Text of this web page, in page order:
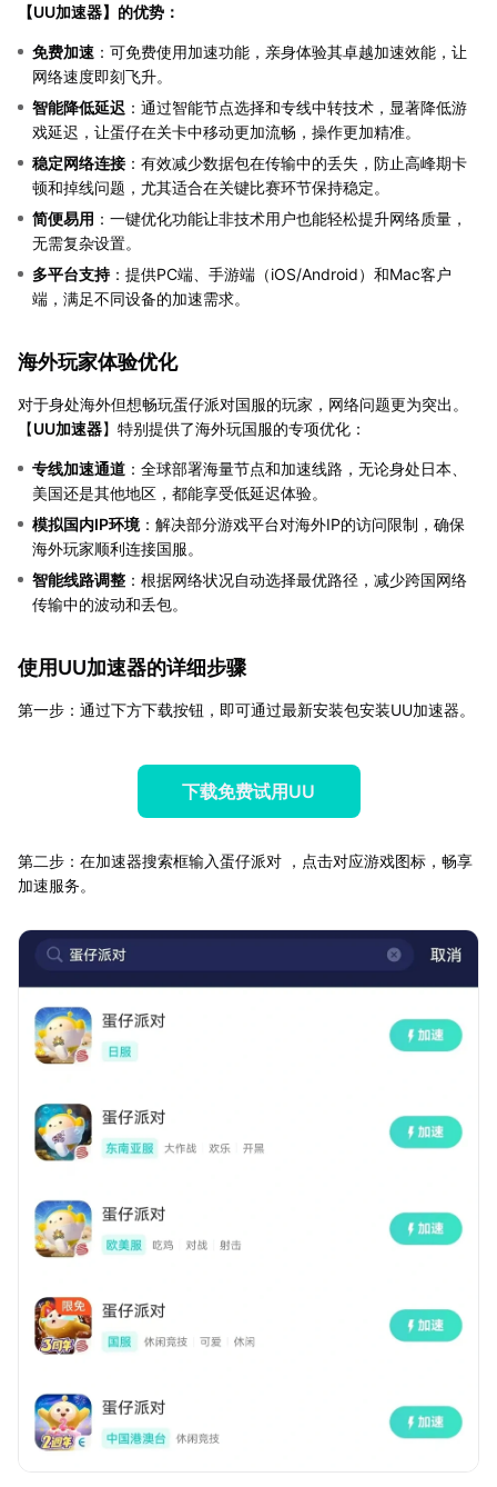
【UU加速器】的优势：
免费加速 ：可免费使用加速功能，亲身体验其卓越加速效能，让
网络速度即刻飞升。
智能降低延迟 ：通过智能节点选择和专线中转技术，显著降低游
戏延迟，让蛋仔在关卡中移动更加流畅，操作更加精准。
稳定网络连接 ：有效减少数据包在传输中的丢失，防止高峰期卡
顿和掉线问题，尤其适合在关键比赛环节保持稳定。
简便易用 ：一键优化功能让非技术用户也能轻松提升网络质量，
无需复杂设置。
多平台支持：提供PC端、手游端（iOS/Android）和Mac客户
端，满足不同设备的加速需求。
海外玩家体验优化
对于身处海外但想畅玩蛋仔派对国服的玩家，网络问题更为突出。
【UU加速器】特别提供了海外玩国服的专项优化：
专线加速通道 ：全球部署海量节点和加速线路，无论身处日本、
美国还是其他地区，都能享受低延迟体验。
模拟国内IP环境：解决部分游戏平台对海外IP的访问限制，确保
海外玩家顺利连接国服。
智能线路调整 ：根据网络状况自动选择最优路径，减少跨国网络
传输中的波动和丢包。
使用UU加速器的详细步骤
第一步：通过下方下载按钮，即可通过最新安装包安装UU加速器。
下载免费试用UU
第二步：在加速器搜索框输入蛋仔派对 ，点击对应游戏图标，畅享
加速服务。